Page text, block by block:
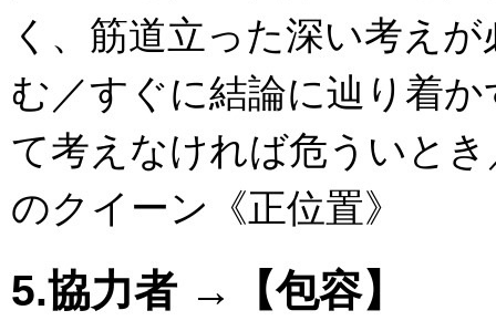
く、筋道立った深い考え
む／すぐに結論に辿り着
て考えなければ危ういと
のクイーン《正位置》
5.協力者 →【包容】